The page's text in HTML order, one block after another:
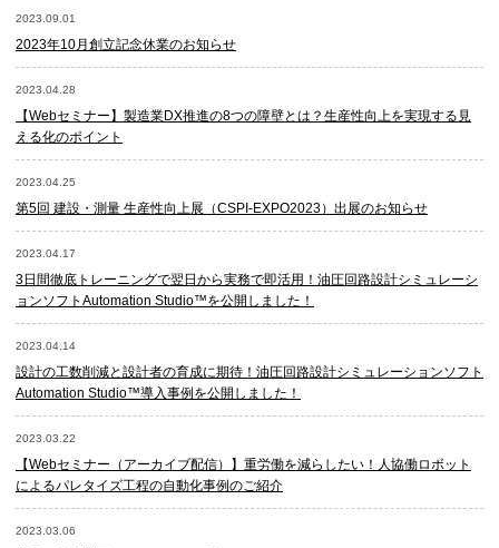
2023.09.01
2023年10月創立記念休業のお知らせ
2023.04.28
【Webセミナー】製造業DX推進の8つの障壁とは？生産性向上を実現する見
える化のポイント
2023.04.25
第5回 建設・測量 生産性向上展（CSPI-EXPO2023）出展のお知らせ
2023.04.17
3日間徹底トレーニングで翌日から実務で即活用！油圧回路設計シミュレーシ
ョンソフトAutomation Studio™を公開しました！
2023.04.14
設計の工数削減と設計者の育成に期待！油圧回路設計シミュレーションソフト
Automation Studio™導入事例を公開しました！
2023.03.22
【Webセミナー（アーカイブ配信）】重労働を減らしたい！​人協働ロボット
によるパレタイズ工程の自動化事例のご紹介
2023.03.06